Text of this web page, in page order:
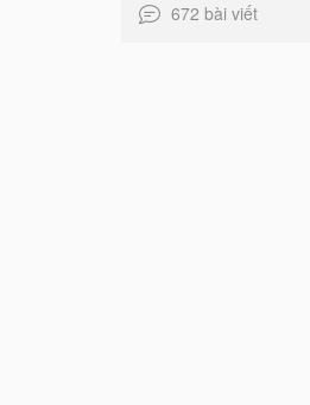
672 bài viết